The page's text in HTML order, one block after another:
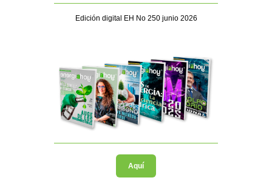
Edición digital EH No 250 junio 2026
Aquí